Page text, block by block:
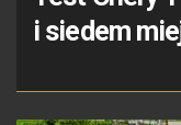
i siedem